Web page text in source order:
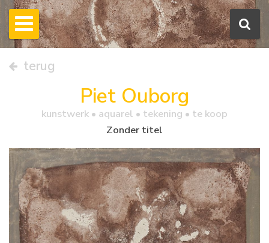
terug
Piet Ouborg
kunstwerk • aquarel • tekening • te koop
Zonder titel